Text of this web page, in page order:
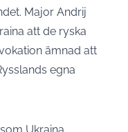
Major Andrij
att de ryska
ämnad att
egna